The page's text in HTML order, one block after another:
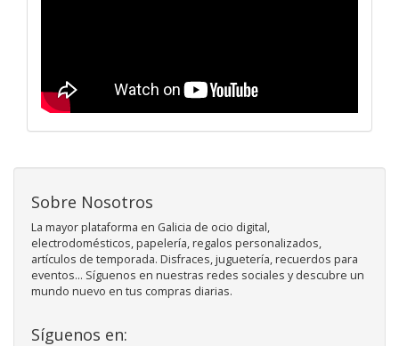
Sobre Nosotros
La mayor plataforma en Galicia de ocio digital,
electrodomésticos, papelería, regalos personalizados,
artículos de temporada. Disfraces, juguetería, recuerdos para
eventos... Síguenos en nuestras redes sociales y descubre un
mundo nuevo en tus compras diarias.
Síguenos en: